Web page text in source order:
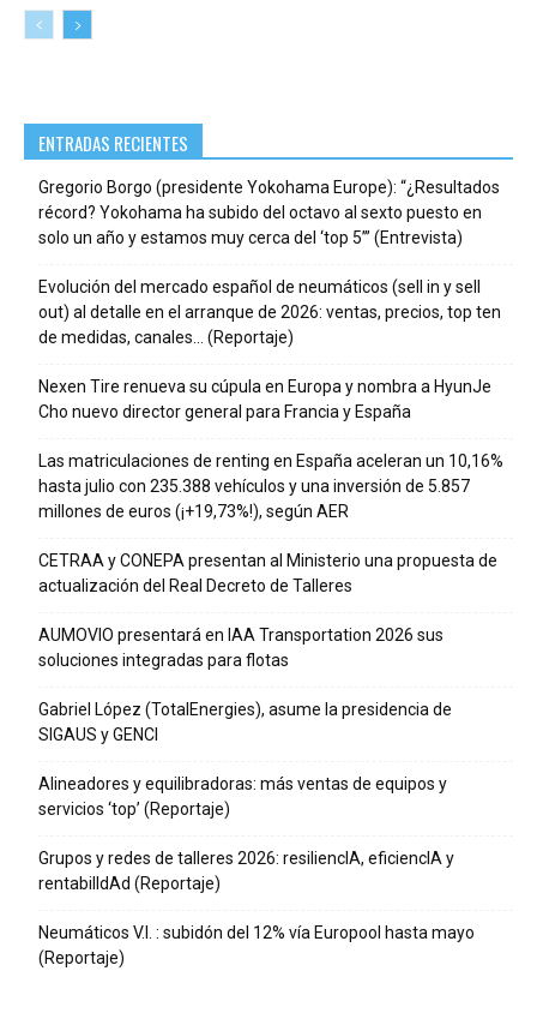
ENTRADAS RECIENTES
Gregorio Borgo (presidente Yokohama Europe): “¿Resultados
récord? Yokohama ha subido del octavo al sexto puesto en
solo un año y estamos muy cerca del ‘top 5’” (Entrevista)
Evolución del mercado español de neumáticos (sell in y sell
out) al detalle en el arranque de 2026: ventas, precios, top ten
de medidas, canales… (Reportaje)
Nexen Tire renueva su cúpula en Europa y nombra a HyunJe
Cho nuevo director general para Francia y España
Las matriculaciones de renting en España aceleran un 10,16%
hasta julio con 235.388 vehículos y una inversión de 5.857
millones de euros (¡+19,73%!), según AER
CETRAA y CONEPA presentan al Ministerio una propuesta de
actualización del Real Decreto de Talleres
AUMOVIO presentará en IAA Transportation 2026 sus
soluciones integradas para flotas
Gabriel López (TotalEnergies), asume la presidencia de
SIGAUS y GENCI
Alineadores y equilibradoras: más ventas de equipos y
servicios ‘top’ (Reportaje)
Grupos y redes de talleres 2026: resiliencIA, eficiencIA y
rentabilIdAd (Reportaje)
Neumáticos V.I. : subidón del 12% vía Europool hasta mayo
(Reportaje)